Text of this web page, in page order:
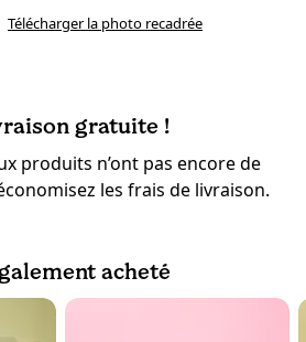
Télécharger la photo recadrée
gratuite !
produits n’ont pas encore de
les frais de livraison.
acheté